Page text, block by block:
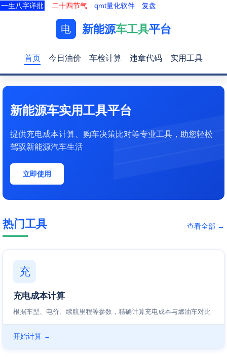
一生八字详批 二十四节气 qmt量化软件 复盘
电 新能源车工具平台
首页 今日油价 车检计算 违章代码 实用工具
新能源车实用工具平台
提供充电成本计算、购车决策比对等专业工具，助您轻松
驾驭新能源汽车生活
立即使用
热门工具 查看全部 →
充
充电成本计算
根据车型、电价、续航里程等参数，精确计算充电成本与燃油车对比
开始计算 →